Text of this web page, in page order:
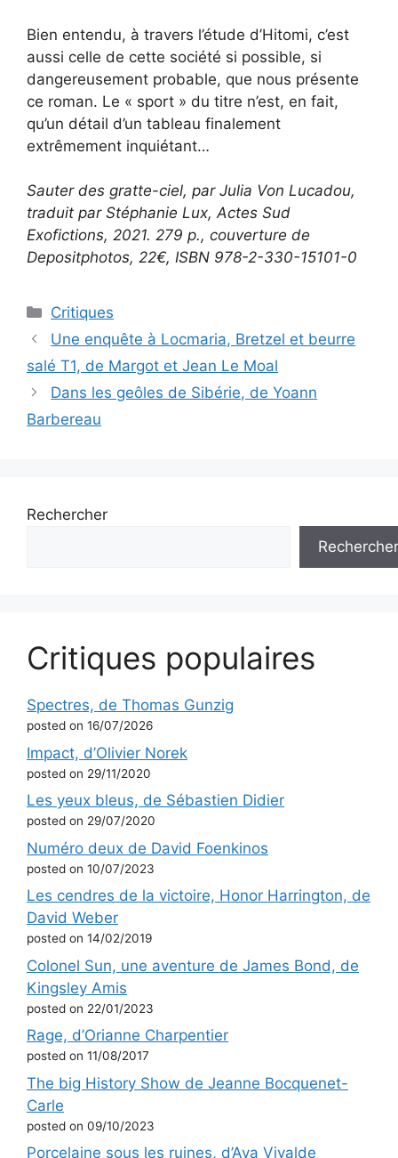
Bien entendu, à travers l’étude d’Hitomi, c’est
aussi celle de cette société si possible, si
dangereusement probable, que nous présente
ce roman. Le « sport » du titre n’est, en fait,
qu’un détail d’un tableau finalement
extrêmement inquiétant…
Sauter des gratte-ciel, par Julia Von Lucadou,
traduit par Stéphanie Lux, Actes Sud
Exofictions, 2021. 279 p., couverture de
Depositphotos, 22€, ISBN 978-2-330-15101-0
Critiques
Une enquête à Locmaria, Bretzel et beurre
salé T1, de Margot et Jean Le Moal
Dans les geôles de Sibérie, de Yoann
Barbereau
Rechercher
Rechercher
Critiques populaires
Spectres, de Thomas Gunzig
posted on 16/07/2026
Impact, d’Olivier Norek
posted on 29/11/2020
Les yeux bleus, de Sébastien Didier
posted on 29/07/2020
Numéro deux de David Foenkinos
posted on 10/07/2023
Les cendres de la victoire, Honor Harrington, de
David Weber
posted on 14/02/2019
Colonel Sun, une aventure de James Bond, de
Kingsley Amis
posted on 22/01/2023
Rage, d’Orianne Charpentier
posted on 11/08/2017
The big History Show de Jeanne Bocquenet-
Carle
posted on 09/10/2023
Porcelaine sous les ruines, d’Ava Vivalde